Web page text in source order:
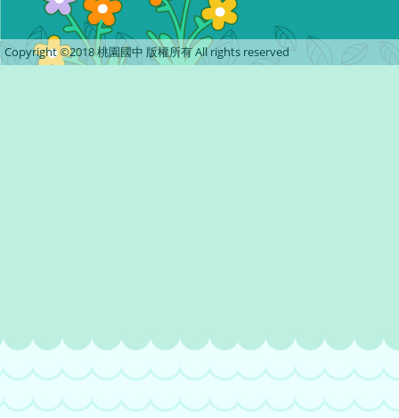
Copyright ©2018 桃園國中 版權所有 All rights reserved